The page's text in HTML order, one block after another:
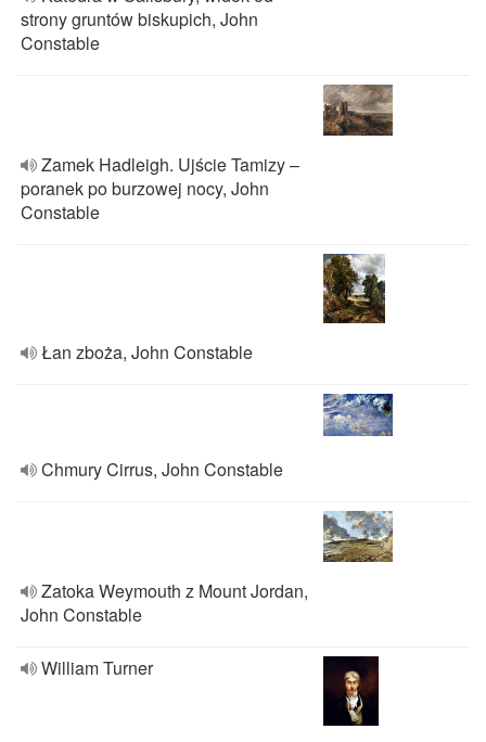
strony gruntów biskupich, John
Constable
Zamek Hadleigh. Ujście Tamizy –
poranek po burzowej nocy, John
Constable
Łan zboża, John Constable
Chmury Cirrus, John Constable
Zatoka Weymouth z Mount Jordan,
John Constable
William Turner